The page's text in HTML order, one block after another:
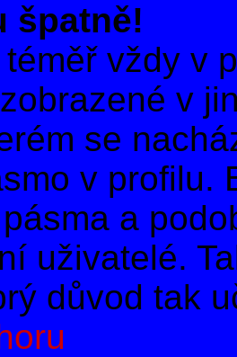
špatně!
vždy v
v
se
v profilu.
a
uživatelé.
důvod tak